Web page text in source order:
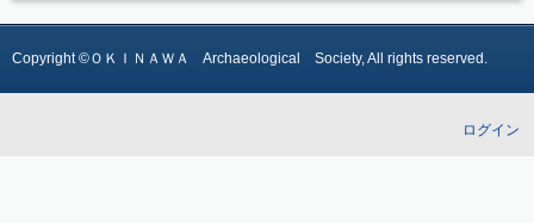
Copyright ©ＯＫＩＮＡＷＡ Archaeological Society, All rights reserved.
ログイン